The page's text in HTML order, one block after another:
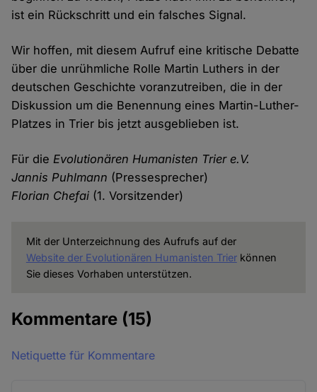
ist ein Rückschritt und ein falsches Signal.
Wir hoffen, mit diesem Aufruf eine kritische Debatte
über die unrühmliche Rolle Martin Luthers in der
deutschen Geschichte voranzutreiben, die in der
Diskussion um die Benennung eines Martin-Luther-
Platzes in Trier bis jetzt ausgeblieben ist.
Für dieEvolutionären Humanisten Trier e.V.
Jannis Puhlmann (Pressesprecher)
Florian Chefai (1. Vorsitzender)
Mit der Unterzeichnung des Aufrufs auf der
Website der Evolutionären Humanisten Trierkönnen
Sie dieses Vorhaben unterstützen.
Kommentare (15)
Netiquette für Kommentare